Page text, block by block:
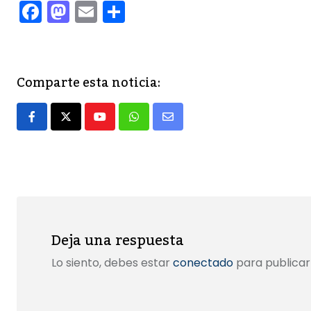
F
a
e
b
o
M
a
o
d
o
E
m
l p
ar
tir
Comparte esta noticia:
YoutubeWhatsapp
Share
Deja una respuesta
Lo siento, debes estar conectado para